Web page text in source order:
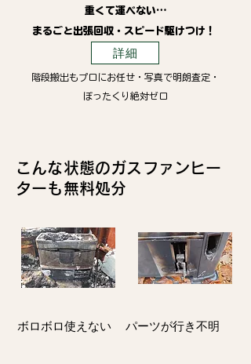
重くて運べない…
まるごと出張回収・スピード駆けつけ！
詳細
階段搬出もプロにお任せ・写真で明朗査定・
ぼったくり絶対ゼロ
こんな状態のガスファンヒー
ターも無料処分
ボロボロ使えない パーツが行き不明